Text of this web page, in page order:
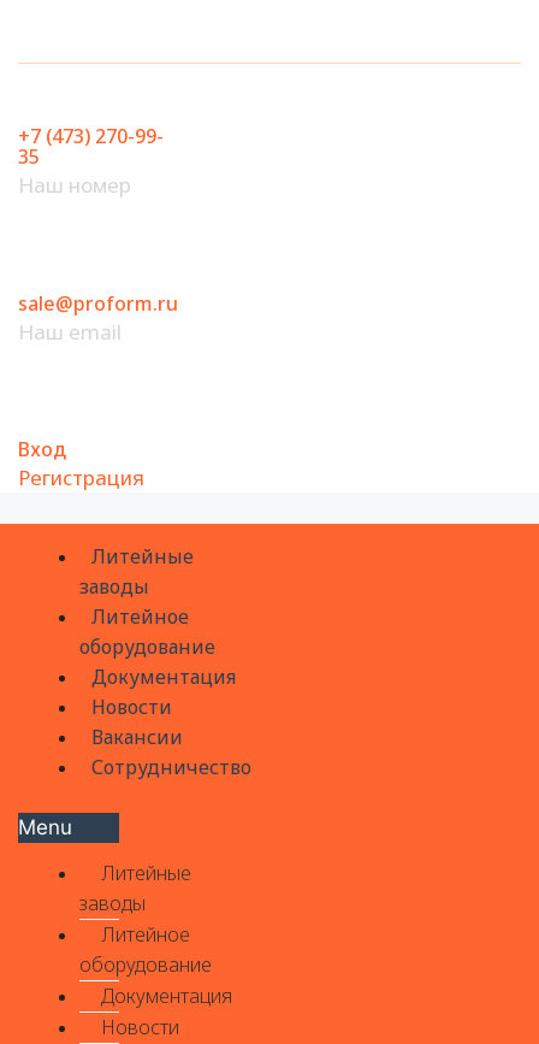
+7 (473) 270-99-
35
Наш номер
sale@proform.ru
Наш email
Вход
Регистрация
Литейные
заводы
Литейное
оборудование
Документация
Новости
Вакансии
Сотрудничество
Menu
Литейные
заводы
Литейное
оборудование
Документация
Новости